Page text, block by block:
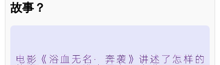
故事？